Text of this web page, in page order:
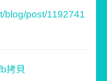
blog/post/1192741